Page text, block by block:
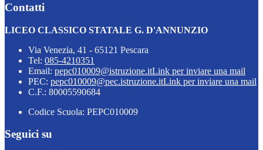
Contatti
LICEO CLASSICO STATALE G. D'ANNUNZIO
Via Venezia, 41 - 65121 Pescara
Tel: 085-4210351
Email: pepc010009@istruzione.itLink per inviare una mail
PEC: pepc010009@pec.istruzione.itLink per inviare una mail
C.F.: 80005590684
Codice Scuola: PEPC010009
Seguici su